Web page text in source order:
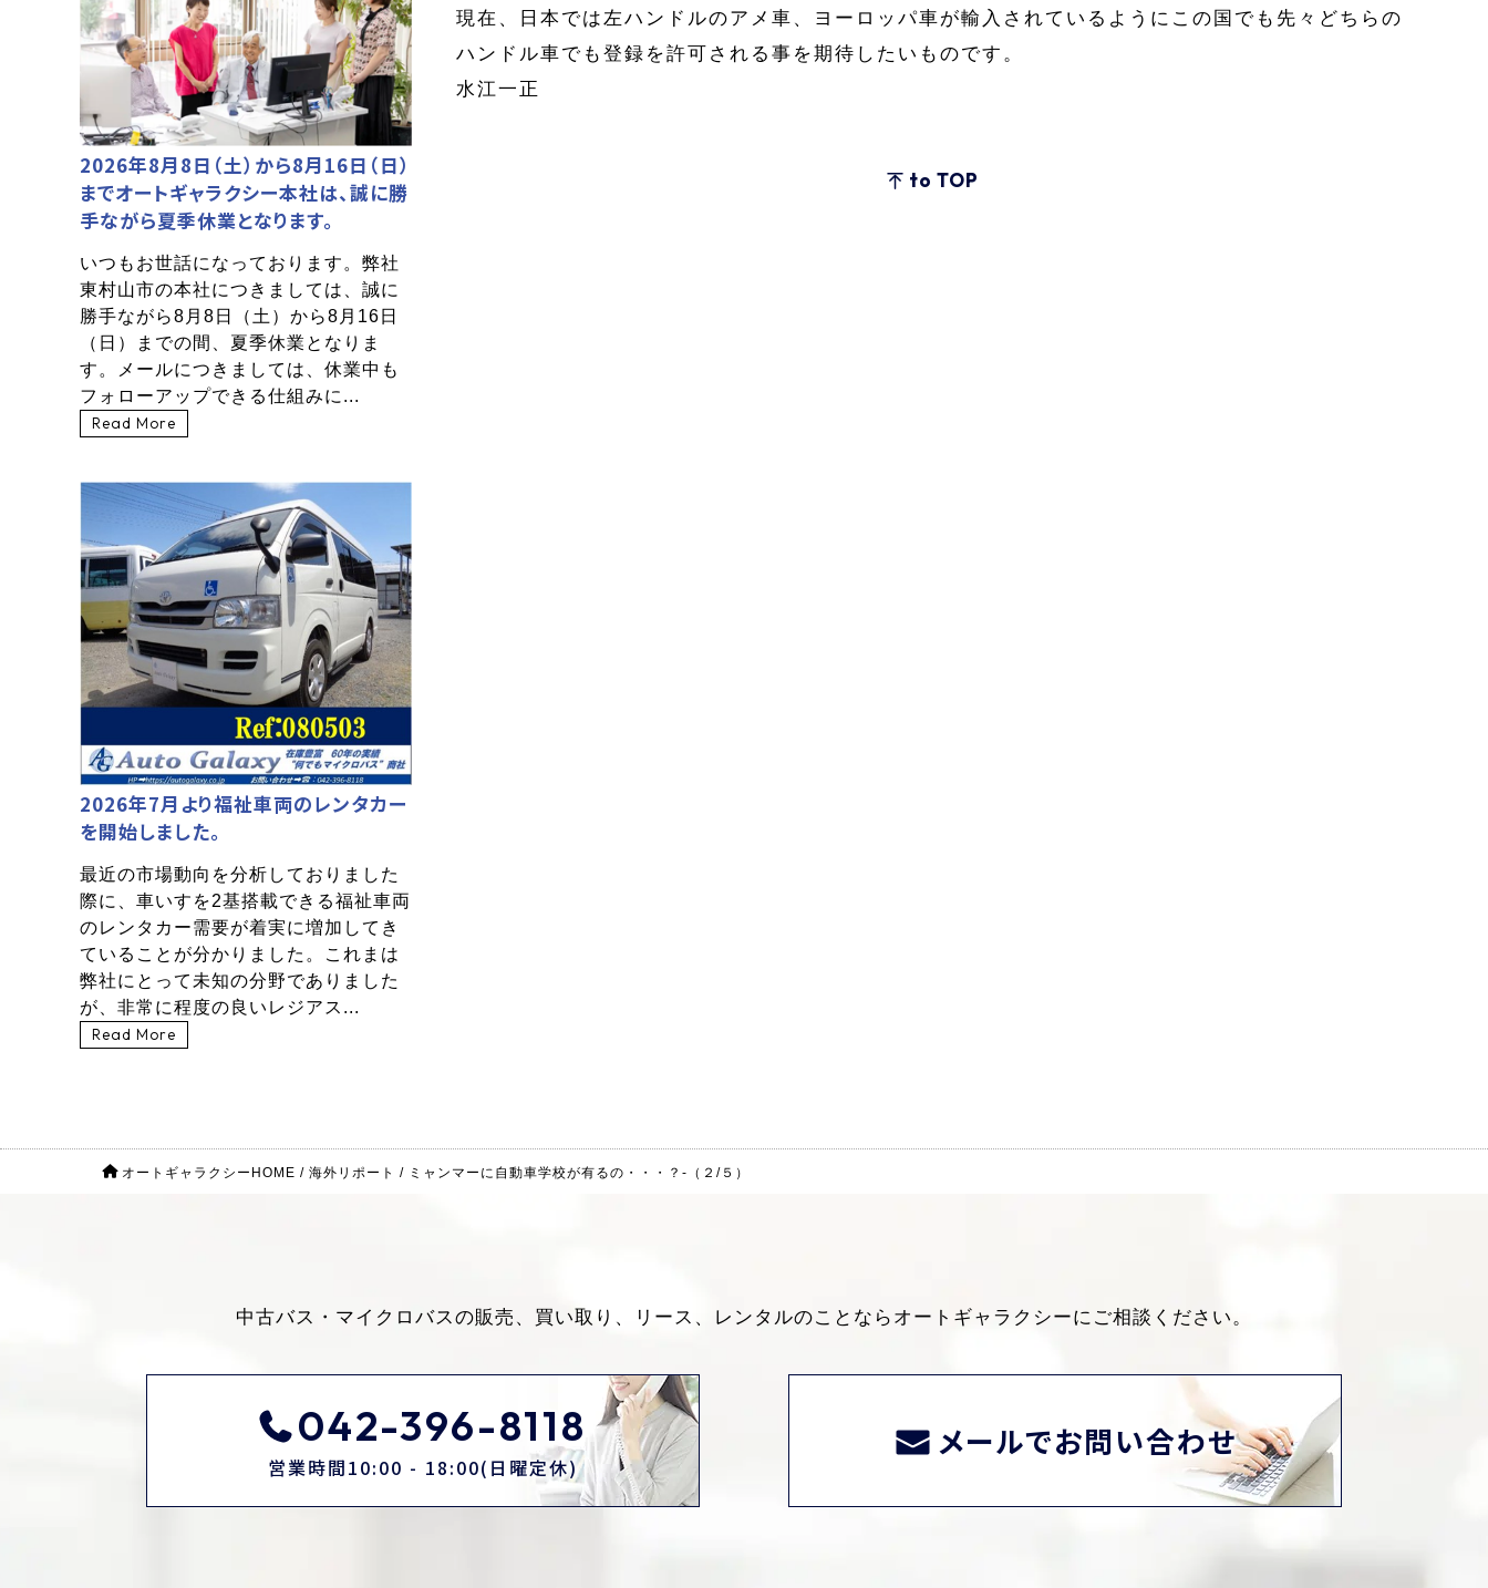
現在、日本では左ハンドルのアメ車、ヨーロッパ車が輸入されているようにこの国でも先々どちらの
ハンドル車でも登録を許可される事を期待したいものです。
水江一正
to TOP
2026年8月8日（土）から8月16日（日）
までオートギャラクシー本社は、誠に勝
手ながら夏季休業となります。
いつもお世話になっております。弊社
東村山市の本社につきましては、誠に
勝手ながら8月8日（土）から8月16日
（日）までの間、夏季休業となりま
す。メールにつきましては、休業中も
フォローアップできる仕組みに...
Read More
2026年7月より福祉車両のレンタカー
を開始しました。
最近の市場動向を分析しておりました
際に、車いすを2基搭載できる福祉車両
のレンタカー需要が着実に増加してき
ていることが分かりました。これまは
弊社にとって未知の分野でありました
が、非常に程度の良いレジアス...
Read More
オートギャラクシーHOME / 海外リポート / ミャンマーに自動車学校が有るの・・・？-（２/５）
中古バス・マイクロバスの販売、買い取り、リース、レンタルのことなら オートギャラクシーにご相談ください。
042-396-8118
営業時間10:00 - 18:00(日曜定休)
メールでお問い合わせ